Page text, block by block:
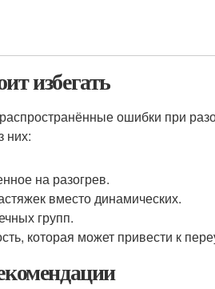
избегать
ошибки при
них:
на разогрев.
вместо динамических.
групп.
которая может привести к